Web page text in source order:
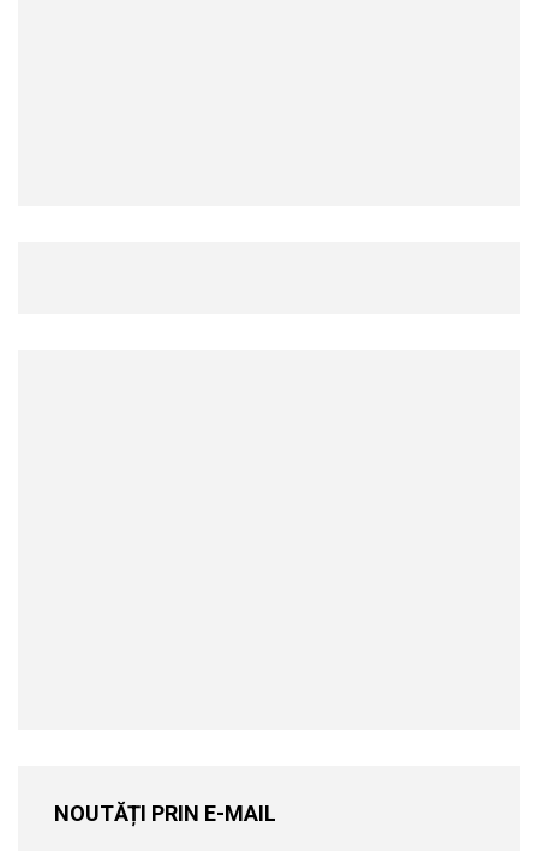
NOUTĂȚI PRIN E-MAIL